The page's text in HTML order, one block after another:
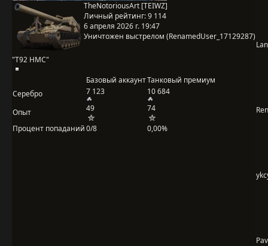
"T92 HMC"
TheNotoriousArt [TEIWZ]
Личный рейтинг:9 114
6 апреля 2026 г. 19:47
Уничтожен выстрелом (RenamedUser_17129287)
Базовый аккаунтТанковый премиум
Серебро
7 123 10 684
Опыт 49
74
Процент попаданий0/8 0,00%